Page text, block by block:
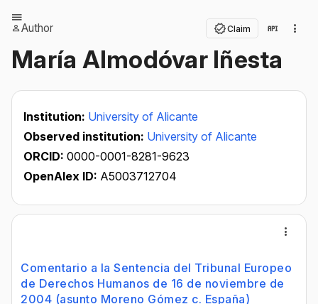
Author Claim
María Almodóvar Iñesta
Institution: University of Alicante
Observed institution: University of Alicante
ORCID: 0000-0001-8281-9623
OpenAlex ID: A5003712704
Comentario a la Sentencia del Tribunal Europeo
de Derechos Humanos de 16 de noviembre de
2004 (asunto Moreno Gómez c. España)